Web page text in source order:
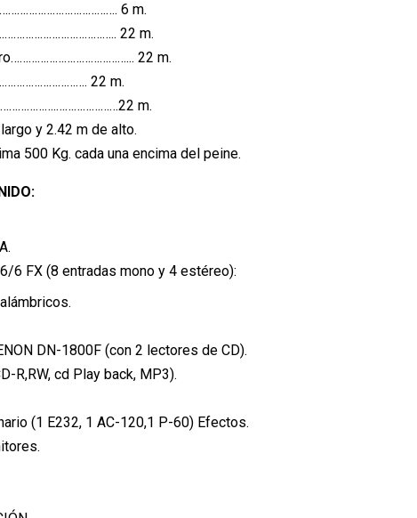
6 m.
22 m.
22 m.
22 m.
m.
y 2.42 m de alto.
500 Kg. cada una encima del peine.
6 FX (8 entradas mono y 4 estéreo):
DN-1800F (con 2 lectores de CD).
R,RW, cd Play back, MP3).
(1 E232, 1 AC-120,1 P-60) Efectos.